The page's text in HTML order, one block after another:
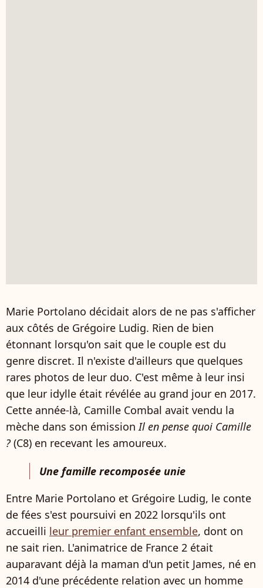
Marie Portolano décidait alors de ne pas s'afficher
aux côtés de Grégoire Ludig. Rien de bien
étonnant lorsqu'on sait que le couple est du
genre discret. Il n'existe d'ailleurs que quelques
rares photos de leur duo. C'est même à leur insi
que leur idylle était révélée au grand jour en 2017.
Cette année-là, Camille Combal avait vendu la
mèche dans son émission Il en pense quoi Camille
?(C8) en recevant les amoureux.
Une famille recomposée unie
Entre Marie Portolano et Grégoire Ludig, le conte
de fées s'est poursuivi en 2022 lorsqu'ils ont
accueilli leur premier enfant ensemble, dont on
ne sait rien. L'animatrice de France 2 était
auparavant déjà la maman d'un petit James, né en
2014 d'une précédente relation avec un homme